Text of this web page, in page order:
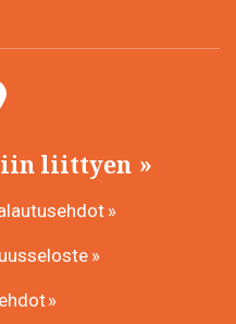
liittyen